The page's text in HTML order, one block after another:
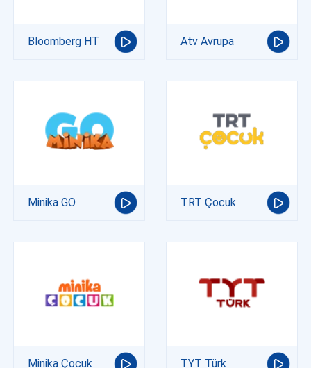
Bloomberg HT Atv Avrupa
Minika GO TRT Çocuk
Minika Çocuk TYT Türk